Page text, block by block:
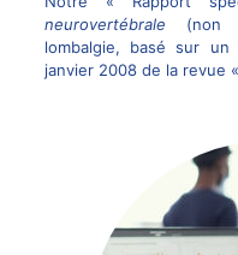
neurovertébrale (non
lombalgie, basé sur un
janvier 2008 de la revue